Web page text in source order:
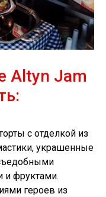
Altyn Jam
с отделкой из
украшенные
и фруктами.
героев из